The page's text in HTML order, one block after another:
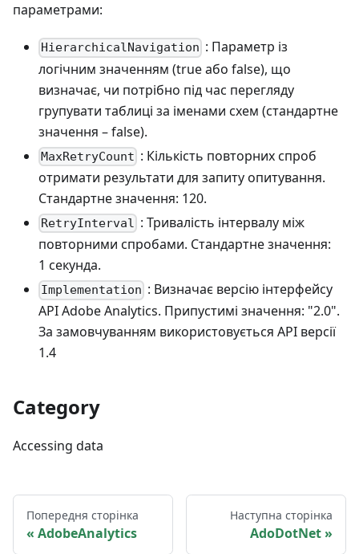
параметрами:
HierarchicalNavigation : Параметр із
логічним значенням (true або false), що
визначає, чи потрібно під час перегляду
групувати таблиці за іменами схем (стандартне
значення – false).
MaxRetryCount : Кількість повторних спроб
отримати результати для запиту опитування.
Стандартне значення: 120.
RetryInterval : Тривалість інтервалу між
повторними спробами. Стандартне значення:
1 секунда.
Implementation : Визначає версію інтерфейсу
API Adobe Analytics. Припустимі значення: "2.0".
За замовчуванням використовується API версії
1.4
Category
Accessing data
Попередня сторінка
AdobeAnalytics
Наступна сторінка
AdoDotNet